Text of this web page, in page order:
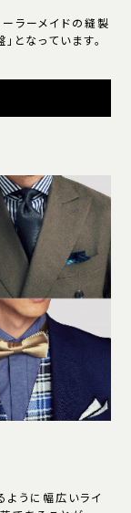
ラーメイドの縫製
となっています。
ように幅広いライ